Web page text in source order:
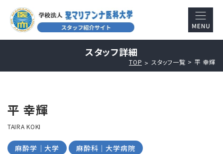
スタッフ詳細
TOP スタッフ一覧 平 幸輝
平 幸輝
TAIRA KOKI
麻酔学｜大学 麻酔科｜大学病院